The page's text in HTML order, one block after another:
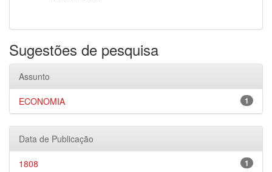
Sugestões de pesquisa
Assunto
1
ECONOMIA
Data de Publicação
1
1808